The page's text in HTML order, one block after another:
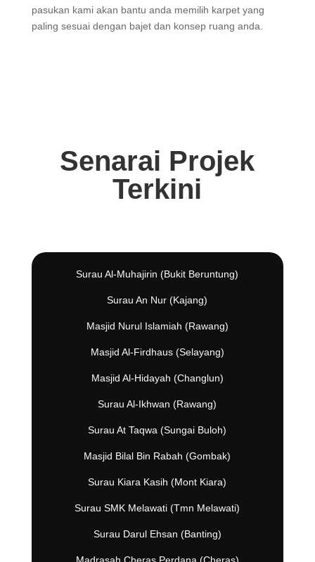
pasukan kami akan bantu anda memilih karpet yang
paling sesuai dengan bajet dan konsep ruang anda.
Senarai Projek
Terkini
Surau Al-Muhajirin (Bukit Beruntung)
Surau An Nur (Kajang)
Masjid Nurul Islamiah (Rawang)
Masjid Al-Firdhaus (Selayang)
Masjid Al-Hidayah (Changlun)
Surau Al-Ikhwan (Rawang)
Surau At Taqwa (Sungai Buloh)
Masjid Bilal Bin Rabah (Gombak)
Surau Kiara Kasih (Mont Kiara)
Surau SMK Melawati (Tmn Melawati)
Surau Darul Ehsan (Banting)